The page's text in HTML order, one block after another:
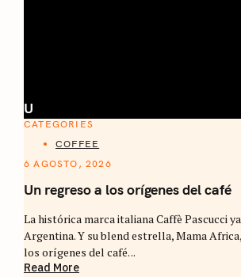
U
CATEGORIES
COFFEE
6 AGOSTO, 2026
Un regreso a los orígenes del café
La histórica marca italiana Caffè Pascucci
Argentina. Y su blend estrella, Mama
los orígenes del café. ..
Read More